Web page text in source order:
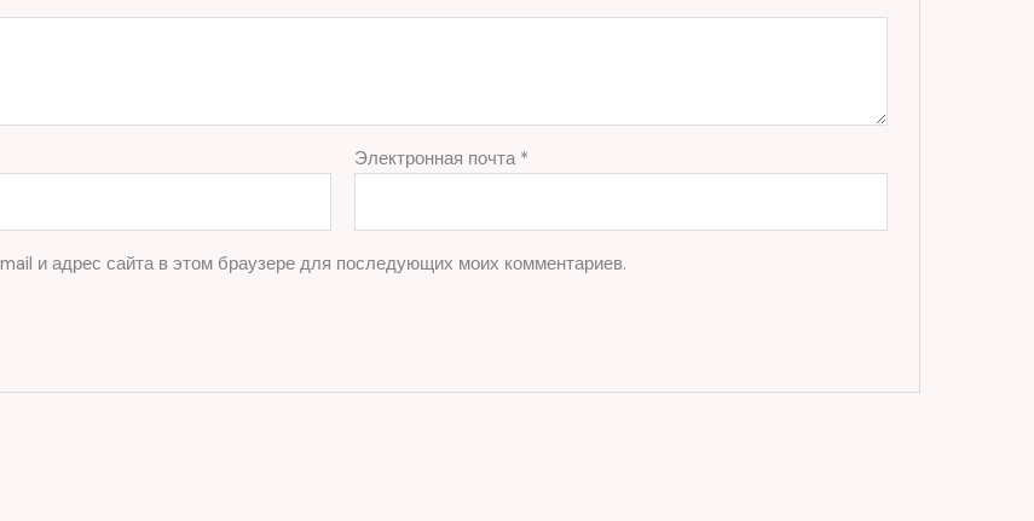
Электронная почта *
и адрес сайта в этом браузере для последующих моих комментариев.